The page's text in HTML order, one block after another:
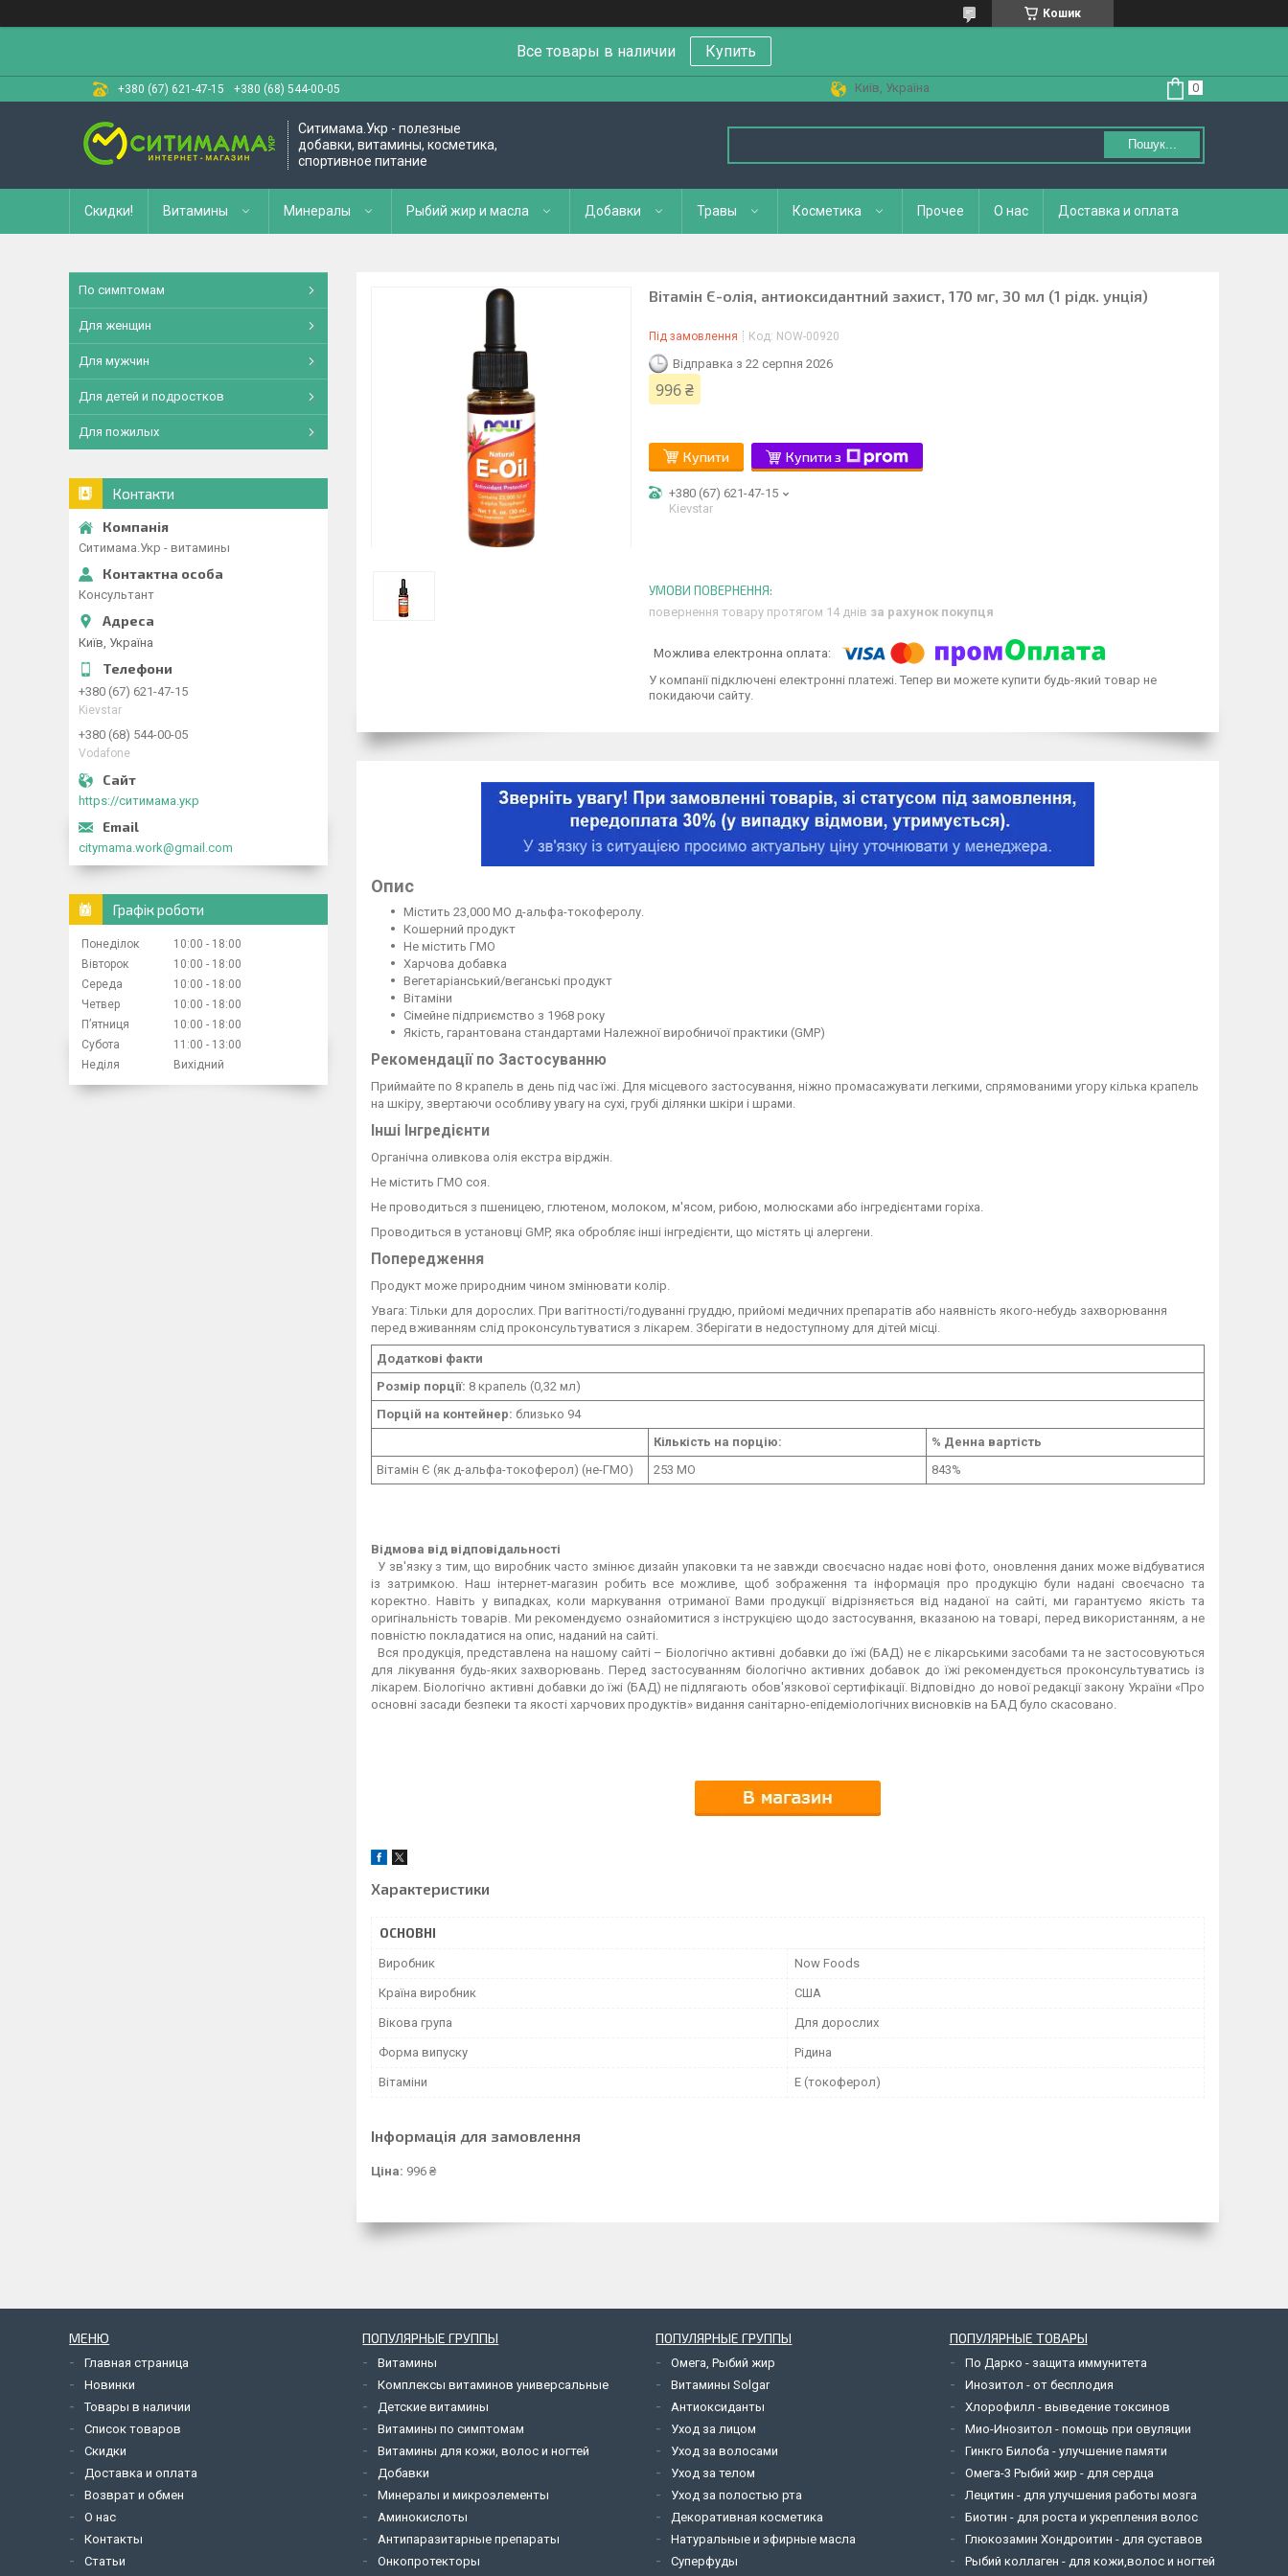
Кошик
Все товары в наличии Купить
+380 (67) 621-47-15 +380 (68) 544-00-05 Київ, Україна
Ситимама.Укр - полезные
добавки, витамины, косметика,
спортивное питание
Пошук...
Скидки! Витамины Минералы Рыбий жир и масла Добавки Травы Косметика Прочее О нас Доставка и оплата
Вітамін Є-олія, антиоксидантний захист, 170 мг, 30 мл (1 рідк. унція)
Під замовлення Код: NOW-00920
Відправка з 22 серпня 2026
996 ₴
Купити Купити з
+380 (67) 621-47-15
Kievstar
повернення товару протягом 14 днів за рахунок покупця
У компанії підключені електронні платежі. Тепер ви можете купити будь-який товар не
покидаючи сайту.
Опис
Містить 23,000 МО д-альфа-токоферолу.
Кошерний продукт
Не містить ГМО
Харчова добавка
Вегетаріанський/веганські продукт
Вітаміни
Сімейне підприємство з 1968 року
Якість, гарантована стандартами Належної виробничої практики (GMP)
Рекомендації по Застосуванню
Приймайте по 8 крапель в день під час їжі. Для місцевого застосування, ніжно промасажувати легкими, спрямованими угору кілька крапель
на шкіру, звертаючи особливу увагу на сухі, грубі ділянки шкіри і шрами.
Інші Інгредієнти
Органічна оливкова олія екстра вірджін.
Не містить ГМО соя.
Не проводиться з пшеницею, глютеном, молоком, м'ясом, рибою, молюсками або інгредієнтами горіха.
Проводиться в установці GMP, яка обробляє інші інгредієнти, що містять ці алергени.
Попередження
Продукт може природним чином змінювати колір.
Увага: Тільки для дорослих. При вагітності/годуванні груддю, прийомі медичних препаратів або наявність якого-небудь захворювання
перед вживанням слід проконсультуватися з лікарем. Зберігати в недоступному для дітей місці.
Додаткові факти
Розмір порції: 8 крапель (0,32 мл)
Порцій на контейнер: близько 94
Кількість на порцію:
% Денна вартість
Вітамін Є (як д-альфа-токоферол) (не-ГМО)
253 МО 843%
Відмова від відповідальності
У зв'язку з тим, що виробник часто змінює дизайн упаковки та не завжди своєчасно надає нові фото, оновлення даних може відбуватися
із затримкою. Наш інтернет-магазин робить все можливе, щоб зображення та інформація про продукцію були надані своєчасно та
коректно. Навіть у випадках, коли маркування отриманої Вами продукції відрізняється від наданої на сайті, ми гарантуємо якість та
оригінальність товарів. Ми рекомендуємо ознайомитися з інструкцією щодо застосування, вказаною на товарі, перед використанням, а не
повністю покладатися на опис, наданий на сайті.
Вся продукція, представлена на нашому сайті – Біологічно активні добавки до їжі (БАД) не є лікарськими засобами та не застосовуються
для лікування будь-яких захворювань. Перед застосуванням біологічно активних добавок до їжі рекомендується проконсультуватись із
лікарем. Біологічно активні добавки до їжі (БАД) не підлягають обов'язкової сертифікації. Відповідно до нової редакції закону України «Про
основні засади безпеки та якості харчових продуктів» видання санітарно-епідеміологічних висновків на БАД було скасовано.
Характеристики
ОСНОВНІ
Виробник Now Foods
Країна виробник США
Вікова група Для дорослих
Форма випуску Рідина
Вітаміни Е (токоферол)
Інформація для замовлення
Ціна: 996 ₴
По симптомам
Для женщин
Для мужчин
Для детей и подростков
Для пожилых
Контакти
Ситимама.Укр - витамины
Консультант
Київ, Україна
+380 (67) 621-47-15
Kievstar
+380 (68) 544-00-05
Vodafone
https://ситимама.укр
citymama.work@gmail.com
Графік роботи
Понеділок 10:00
18:00
Вівторок
10:00
18:00
Середа
10:00
18:00
Четвер
10:00
18:00
Пʼятниця
10:00
18:00
Субота
11:00
13:00
Неділя
Вихідний
МЕНЮ
Главная страница
Новинки
Товары в наличии
Список товаров
Скидки
Доставка и оплата
Возврат и обмен
О нас
Контакты
Статьи
ПОПУЛЯРНЫЕ ГРУППЫ
Витамины
Комплексы витаминов универсальные
Детские витамины
Витамины по симптомам
Витамины для кожи, волос и ногтей
Добавки
Минералы и микроэлементы
Аминокислоты
Антипаразитарные препараты
Онкопротекторы
ПОПУЛЯРНЫЕ ГРУППЫ
Омега, Рыбий жир
Витамины Solgar
Антиоксиданты
Уход за лицом
Уход за волосами
Уход за телом
Уход за полостью рта
Декоративная косметика
Натуральные и эфирные масла
Суперфуды
ПОПУЛЯРНЫЕ ТОВАРЫ
По Дарко - защита иммунитета
Инозитол - от бесплодия
Хлорофилл - выведение токсинов
Мио-Инозитол - помощь при овуляции
Гинкго Билоба - улучшение памяти
Омега-3 Рыбий жир - для сердца
Лецитин - для улучшения работы мозга
Биотин - для роста и укрепления волос
Глюкозамин Хондроитин - для суставов
Рыбий коллаген - для кожи,волос и ногтей